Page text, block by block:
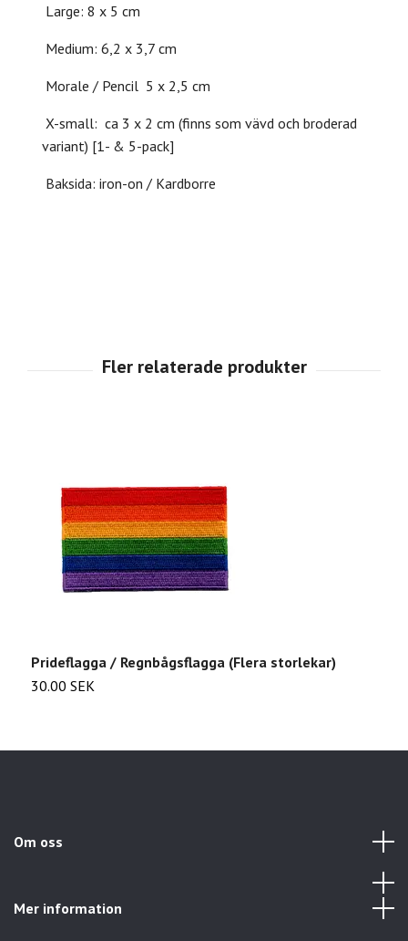
Large: 8 x 5 cm
Medium: 6,2 x 3,7 cm
Morale / Pencil 5 x 2,5 cm
X-small: ca 3 x 2 cm (finns som vävd och broderad
variant) [1- & 5-pack]
Baksida: iron-on / Kardborre
Prideflagga / Regnbågsflagga (Flera storlekar)
30.00 SEK
Om oss
Mer information